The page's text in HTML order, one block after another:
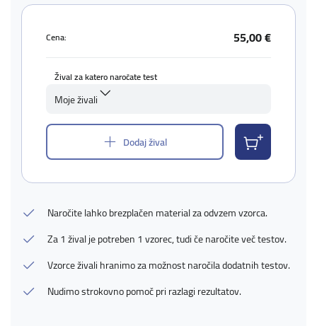
Cena: 55,00 €
Žival za katero naročate test
Moje živali
Dodaj žival
Naročite lahko brezplačen material za odvzem vzorca.
Za 1 žival je potreben 1 vzorec, tudi če naročite več testov.
Vzorce živali hranimo za možnost naročila dodatnih testov.
Nudimo strokovno pomoč pri razlagi rezultatov.